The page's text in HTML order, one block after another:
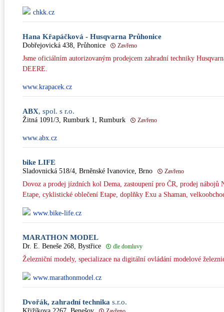
chkk.cz
Hana Křapáčková - Husqvarna Průhonice
Dobřejovická 438, Průhonice Zavřeno
Jsme oficiálním autorizovaným prodejcem zahradní techniky
DEERE.
www.krapacek.cz
ABX, spol. s r.o.
Žitná 1091/3, Rumburk 1, Rumburk Zavřeno
www.abx.cz
bike LIFE
Sladovnická 518/4, Brněnské Ivanovice, Brno Zavřeno
Dovoz a prodej jízdních kol Dema, zastoupení pro ČR, prodej nábojů
Etape, cyklistické oblečení Etape, doplňky Exu a Shaman,
www.bike-life.cz
MARATHON MODEL
Dr. E. Beneše 268, Bystřice dle domluvy
Železniční modely, specializace na digitální ovládání modelové
www.marathonmodel.cz
Dvořák, zahradní technika s.r.o.